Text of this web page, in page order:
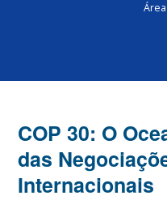
COP 30: O
das
Internacionais